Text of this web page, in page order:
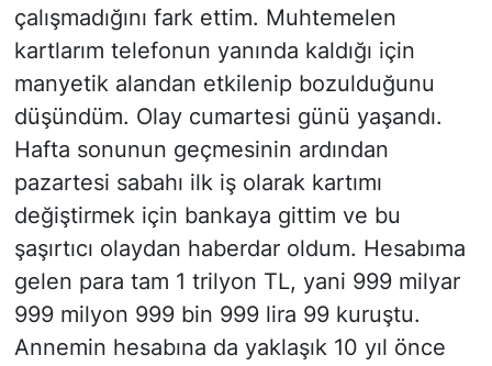
çalışmadığını fark ettim. Muhtemelen
kartlarım telefonun yanında kaldığı için
manyetik alandan etkilenip bozulduğunu
düşündüm. Olay cumartesi günü yaşandı.
Hafta sonunun geçmesinin ardından
pazartesi sabahı ilk iş olarak kartımı
değiştirmek için bankaya gittim ve bu
şaşırtıcı olaydan haberdar oldum. Hesabıma
gelen para tam 1 trilyon TL, yani 999 milyar
999 milyon 999 bin 999 lira 99 kuruştu.
Annemin hesabına da yaklaşık 10 yıl önce